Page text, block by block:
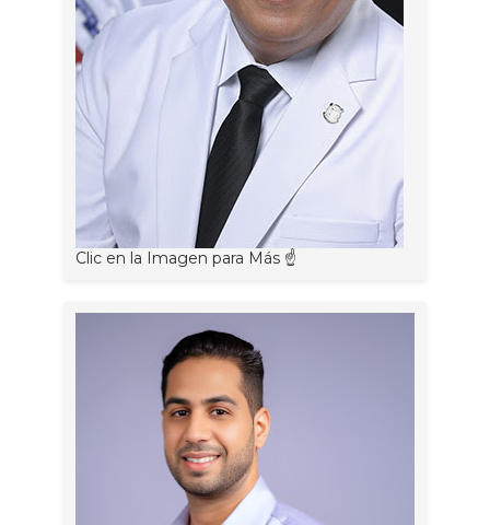
Clic en la Imagen para Más ☝